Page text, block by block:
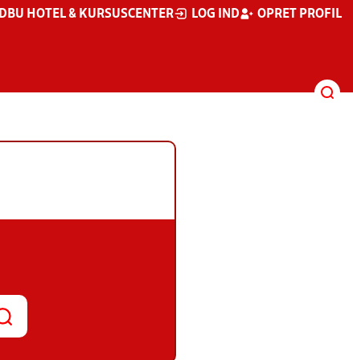
DBU HOTEL & KURSUSCENTER LOG IND OPRET PROFIL